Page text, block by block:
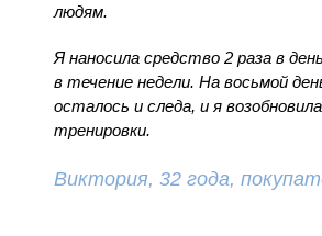
людям.
Я наносила средство 2 раза в
в течение недели. На восьмой
осталось и следа, и я
тренировки.
Виктория, 32 года,